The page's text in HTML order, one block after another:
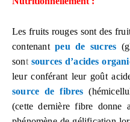
Les fruits rouges sont des
contenant peu de sucres
sont sources d’acides
leur conférant leur goût
source de fibres
(cette dernière fibre